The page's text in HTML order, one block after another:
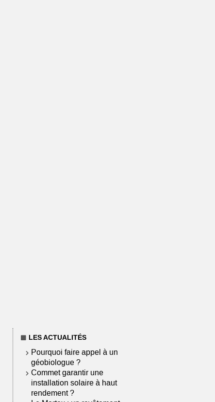
LES ACTUALITÉS
Pourquoi faire appel à un
géobiologue ?
Commet garantir une
installation solaire à haut
rendement ?